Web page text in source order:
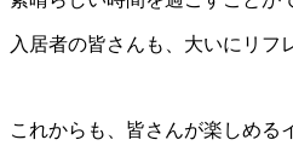
入居者の皆さんも、大いにリフ
これからも、皆さんが楽しめる